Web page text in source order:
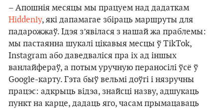
– Апошнія месяцы мы працуем над дадаткам
Hiddenly, які дапамагае збіраць маршруты для
падарожжаў. Ідэя з’явілася з нашай жа праблемы:
мы пастаянна шукалі цікавыя месцы ў TikTok,
Instagram або даведваліся пра іх ад іншых
ванлайфераў, а потым уручную пераносілі ўсё ў
Google-карту. Гэта быў вельмі доўгі і нязручны
працэс: адкрыць відэа, знайсці назву, адшукаць
пункт на карце, дадаць яго, часам прымацаваць